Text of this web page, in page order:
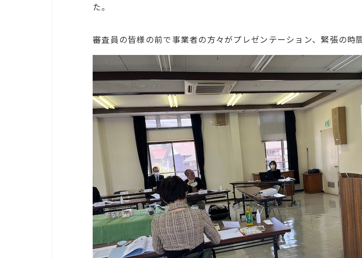
た。
審査員の皆様の前で事業者の方々がプレゼンテーション、緊張の時間